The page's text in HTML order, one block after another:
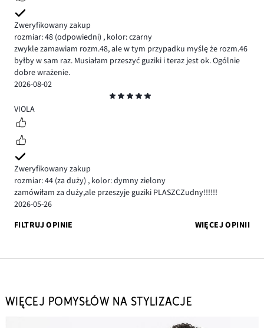
Zweryfikowany zakup
rozmiar: 48 (odpowiedni) , kolor: czarny
zwykle zamawiam rozm.48, ale w tym przypadku myślę że rozm.46
byłby w sam raz. Musiałam przeszyć guziki i teraz jest ok. Ogólnie
dobre wrażenie.
2026-08-02
5
VIOLA
Zweryfikowany zakup
rozmiar: 44 (za duży) , kolor: dymny zielony
zamówiłam za duży,ale przeszyje guziki PLASZCZudny!!!!!!
2026-05-26
FILTRUJ OPINIE
WIĘCEJ OPINII
WIĘCEJ POMYSŁÓW NA STYLIZACJE